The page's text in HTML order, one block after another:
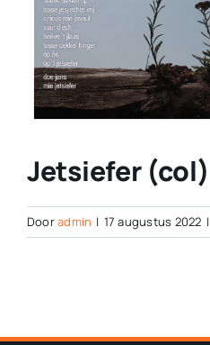
Jetsiefer (col)
Dooradmin | 17 augustus 2022 |